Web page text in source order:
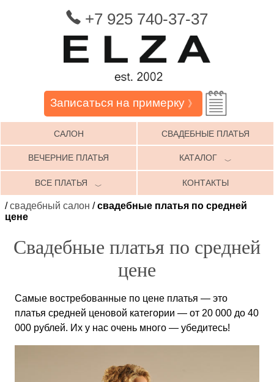
+7 925 740-37-37
Записаться на примерку 》
САЛОН СВАДЕБНЫЕ ПЛАТЬЯ
ВЕЧЕРНИЕ ПЛАТЬЯ КАТАЛОГ ﹀
ВСЕ ПЛАТЬЯ ﹀ КОНТАКТЫ
/свадебный салон /свадебные платья по средней
цене
Свадебные платья по средней
цене
Самые востребованные по цене платья — это
платья средней ценовой категории — от 20 000 до 40
000 рублей. Их у нас очень много — убедитесь!